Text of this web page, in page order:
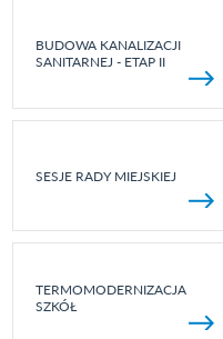
BUDOWA KANALIZACJI
SANITARNEJ - ETAP II
SESJE RADY MIEJSKIEJ
TERMOMODERNIZACJA
SZKÓŁ